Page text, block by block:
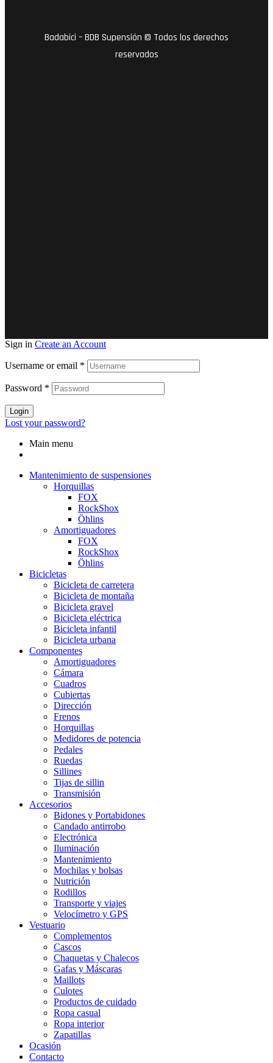
Badabici – BDB Supensión © Todos los derechos
reservados
Sign in Create an Account
Username or email *
Password *
Login
Lost your password?
Main menu
Mantenimiento de suspensiones
Horquillas
FOX
RockShox
Öhlins
Amortiguadores
FOX
RockShox
Öhlins
Bicicletas
Bicicleta de carretera
Bicicleta de montaña
Bicicleta gravel
Bicicleta eléctrica
Bicicleta infantil
Bicicleta urbana
Componentes
Amortiguadores
Cámara
Cuadros
Cubiertas
Dirección
Frenos
Horquillas
Medidores de potencia
Pedales
Ruedas
Sillines
Tijas de sillin
Transmisión
Accesorios
Bidones y Portabidones
Candado antirrobo
Electrónica
Iluminación
Mantenimiento
Mochilas y bolsas
Nutrición
Rodillos
Transporte y viajes
Velocímetro y GPS
Vestuario
Complementos
Cascos
Chaquetas y Chalecos
Gafas y Máscaras
Maillots
Culotes
Productos de cuidado
Ropa casual
Ropa interior
Zapatillas
Ocasión
Contacto